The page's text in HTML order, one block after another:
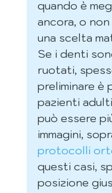
quando è
ancora, o
una scelta
Se i denti
ruotati,
preliminare è
pazienti
può essere
immagini,
protocolli
questi casi,
posizione